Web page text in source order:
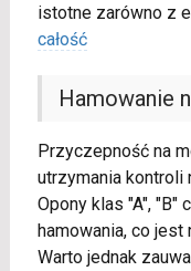
istotne zarówno z
całość
Hamowanie
Przyczepność na
utrzymania kontroli
Opony klas "A", "B"
hamowania, co jest
Warto jednak